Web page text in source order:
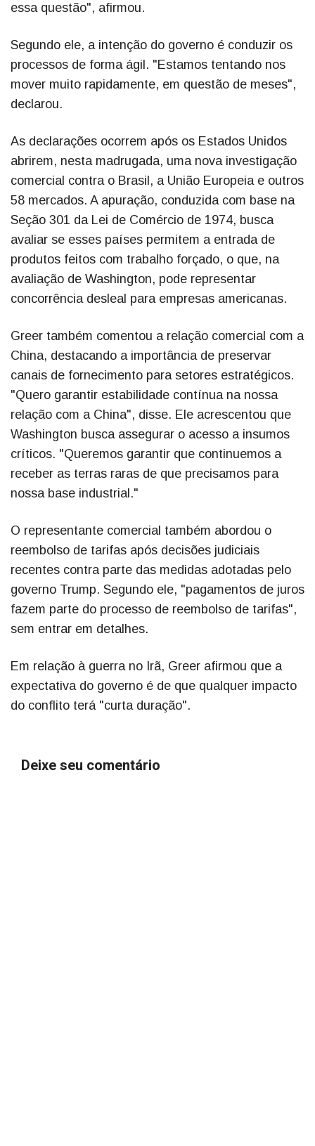
essa questão", afirmou.
Segundo ele, a intenção do governo é conduzir os
processos de forma ágil. "Estamos tentando nos
mover muito rapidamente, em questão de meses",
declarou.
As declarações ocorrem após os Estados Unidos
abrirem, nesta madrugada, uma nova investigação
comercial contra o Brasil, a União Europeia e outros
58 mercados. A apuração, conduzida com base na
Seção 301 da Lei de Comércio de 1974, busca
avaliar se esses países permitem a entrada de
produtos feitos com trabalho forçado, o que, na
avaliação de Washington, pode representar
concorrência desleal para empresas americanas.
Greer também comentou a relação comercial com a
China, destacando a importância de preservar
canais de fornecimento para setores estratégicos.
"Quero garantir estabilidade contínua na nossa
relação com a China", disse. Ele acrescentou que
Washington busca assegurar o acesso a insumos
críticos. "Queremos garantir que continuemos a
receber as terras raras de que precisamos para
nossa base industrial."
O representante comercial também abordou o
reembolso de tarifas após decisões judiciais
recentes contra parte das medidas adotadas pelo
governo Trump. Segundo ele, "pagamentos de juros
fazem parte do processo de reembolso de tarifas",
sem entrar em detalhes.
Em relação à guerra no Irã, Greer afirmou que a
expectativa do governo é de que qualquer impacto
do conflito terá "curta duração".
Deixe seu comentário